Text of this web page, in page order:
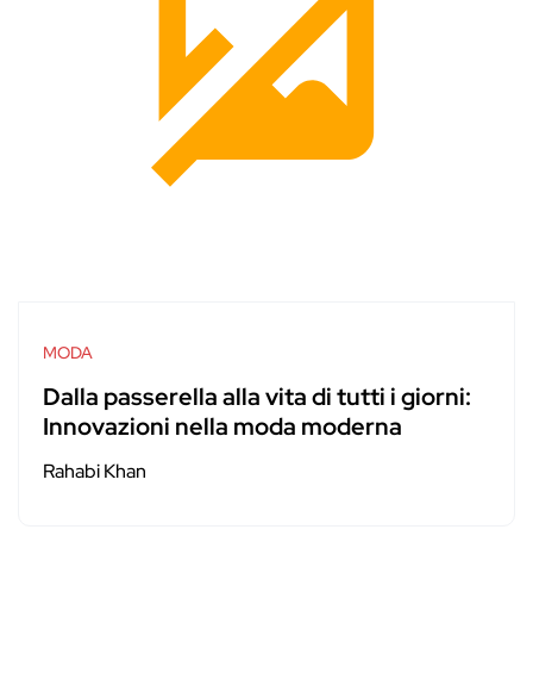
MODA
Dalla passerella alla vita di tutti i giorni:
Innovazioni nella moda moderna
Rahabi Khan